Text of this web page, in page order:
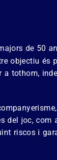
de 50
objectiu és
tothom,
del joc, com
riscos i